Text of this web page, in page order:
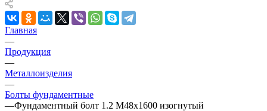
Главная
—
Продукция
—
Металлоизделия
—
Болты фундаментные
—Фундаментный болт 1.2 М48х1600 изогнутый